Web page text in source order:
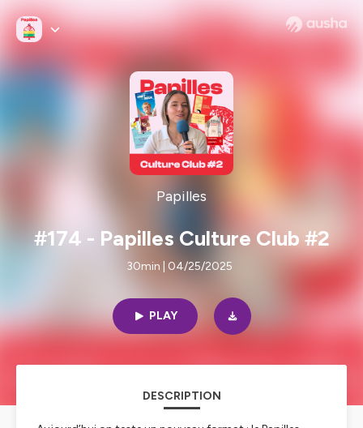
Papilles
#174 - Papilles Culture Club #2
30min | 04/25/2025
PLAY
DESCRIPTION